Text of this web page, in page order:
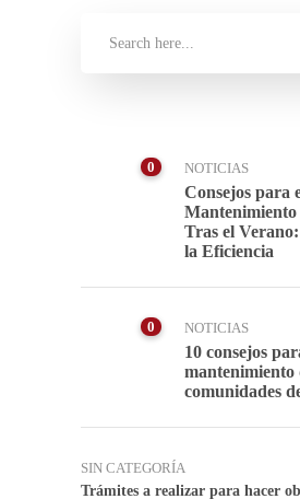
0 NOTICIAS
Consejos para
Mantenimiento
Tras el
la Eficiencia
0 NOTICIAS
10 consejos
mantenimiento
comunidades
SIN CATEGORÍA
Trámites a realizar para hacer